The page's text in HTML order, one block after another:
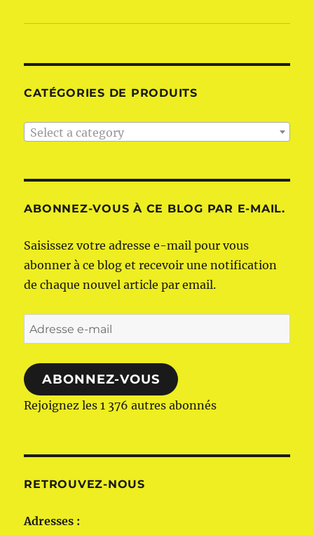
CATÉGORIES DE PRODUITS
Select a category
ABONNEZ-VOUS À CE BLOG PAR E-MAIL.
Saisissez votre adresse e-mail pour vous
abonner à ce blog et recevoir une notification
de chaque nouvel article par email.
Adresse
e-
mail
ABONNEZ-VOUS
Rejoignez les 1 376 autres abonnés
RETROUVEZ-NOUS
Adresses :